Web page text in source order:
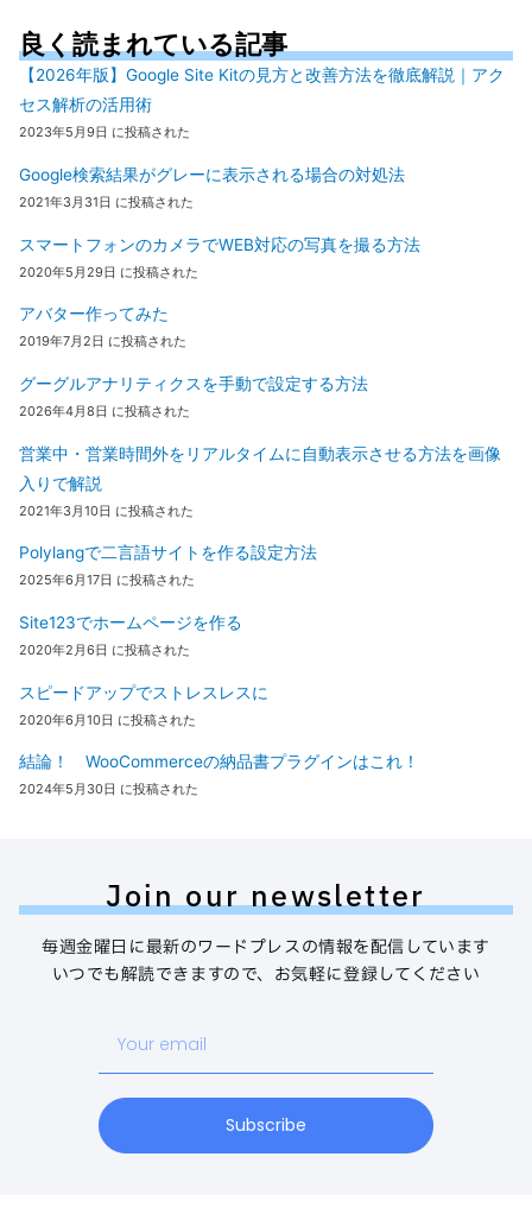
良く読まれている記事
【2026年版】Google Site Kitの見方と改善方法を徹底解説｜アク
セス解析の活用術
2023年5月9日 に投稿された
Google検索結果がグレーに表示される場合の対処法
2021年3月31日 に投稿された
スマートフォンのカメラでWEB対応の写真を撮る方法
2020年5月29日 に投稿された
アバター作ってみた
2019年7月2日 に投稿された
グーグルアナリティクスを手動で設定する方法
2026年4月8日 に投稿された
営業中・営業時間外をリアルタイムに自動表示させる方法を画像
入りで解説
2021年3月10日 に投稿された
Polylangで二言語サイトを作る設定方法
2025年6月17日 に投稿された
Site123でホームページを作る
2020年2月6日 に投稿された
スピードアップでストレスレスに
2020年6月10日 に投稿された
結論！ WooCommerceの納品書プラグインはこれ！
2024年5月30日 に投稿された
Join our newsletter
毎週金曜日に最新のワードプレスの情報を配信しています
いつでも解読できますので、お気軽に登録してください
email
Subscribe